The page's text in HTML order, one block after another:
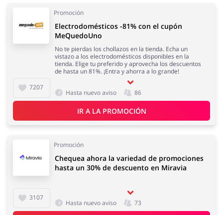
Promoción
7207
Electrodomésticos -81% con el cupón
MeQuedoUno
No te pierdas los chollazos en la tienda. Echa un
vistazo a los electrodomésticos disponibles en la
tienda. Elige tu preferido y aprovecha los descuentos
de hasta un 81%. ¡Entra y ahorra a lo grande!
Hasta nuevo aviso 86
IR A LA PROMOCIÓN
Promoción
3107
Chequea ahora la variedad de promociones
hasta un 30% de descuento en Miravia
Hasta nuevo aviso 73